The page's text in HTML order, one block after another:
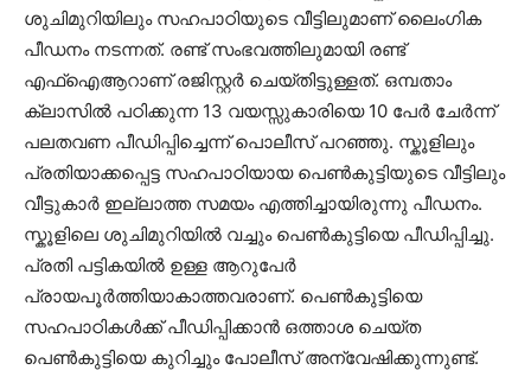
ശുചിമുറിയിലും സഹപാഠിയുടെ വീട്ടിലുമാണ് ലൈംഗിക
പീഡനം നടന്നത്. രണ്ട് സംഭവത്തിലുമായി രണ്ട്
എഫ്ഐആറാണ് രജിസ്റ്റര്‍ ചെയ്തിട്ടുള്ളത്. ഒമ്പതാം
ക്ലാസിൽ പഠിക്കുന്ന 13 വയസ്സുകാരിയെ 10 പേർ ചേർന്ന്
പലതവണ പീഡിപ്പിച്ചെന്ന് പൊലീസ് പറഞ്ഞു. സ്കൂളിലും
പ്രതിയാക്കപ്പെട്ട സഹപാഠിയായ പെൺകുട്ടിയുടെ വീട്ടിലും
വീട്ടുകാർ ഇല്ലാത്ത സമയം എത്തിച്ചായിരുന്നു പീഡനം.
സ്കൂളിലെ ശുചിമുറിയിൽ വച്ചും പെൺകുട്ടിയെ പീഡിപ്പിച്ചു.
പ്രതി പട്ടികയിൽ ഉള്ള ആറുപേർ
പ്രായപൂർത്തിയാകാത്തവരാണ്. പെൺകുട്ടിയെ
സഹപാഠികൾക്ക് പീഡിപ്പിക്കാൻ ഒത്താശ ചെയ്ത
പെൺകുട്ടിയെ കുറിച്ചും പോലീസ് അന്വേഷിക്കുന്നുണ്ട്.